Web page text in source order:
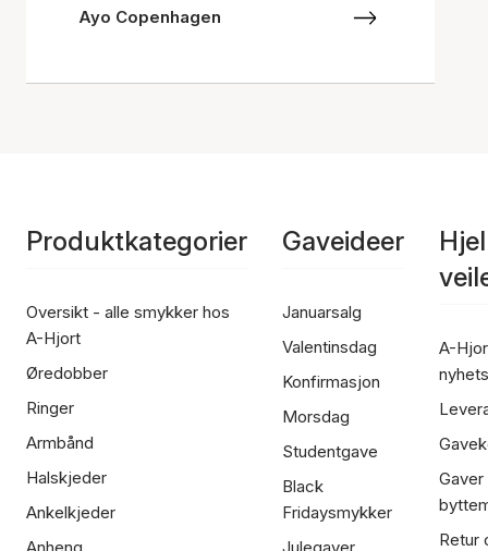
Ayo Copenhagen
Produktkategorier
Oversikt - alle smykker hos
A-Hjort
Øredobber
Ringer
Armbånd
Halskjeder
Ankelkjeder
Gaveideer
Januarsalg
Valentinsdag
Konfirmasjon
Morsdag
Studentgave
Black
Fridaysmykker
A-
Retur